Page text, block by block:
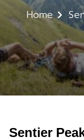
Home
Sentier